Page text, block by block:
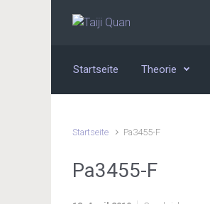
Zum Hauptinhalt springen
Startseite Theorie
Startseite Pa3455-F
Pa3455-F